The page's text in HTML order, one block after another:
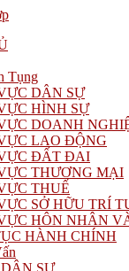
Tụng
DÂN SỰ
HÌNH SỰ
DOANH
LAO ĐỘNG
ĐẤT ĐAI
THƯƠNG MẠI
THUẾ
SỞ HỮU TRÍ
HÔN NHÂN
HÀNH CHÍNH
SỰ